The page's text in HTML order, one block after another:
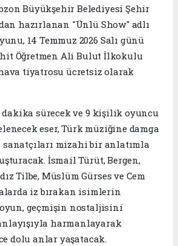
Büyükşehir Belediyesi Şehir
hazırlanan "Ünlü Show" adlı
14 Temmuz 2026 Salı günü
Öğretmen Ali Bulut İlkokulu
tiyatrosu ücretsiz olarak
dakika sürecek ve 9 kişilik oyuncu
eser, Türk müziğine damga
mizahi bir anlatımla
İsmail Türüt, Bergen,
Tilbe, Müslüm Gürses ve Cem
iz bırakan isimlerin
oyun, geçmişin nostaljisini
harmanlayarak
dolu anlar yaşatacak.